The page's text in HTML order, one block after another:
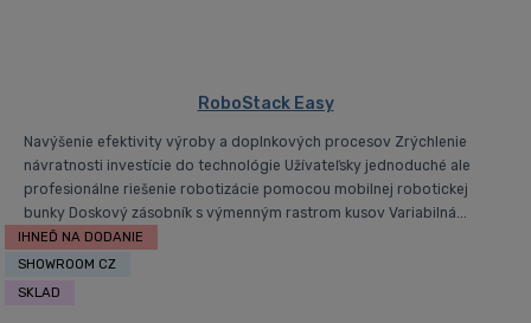
RoboStack Easy
Navýšenie efektivity výroby a doplnkových procesov Zrýchlenie
návratnosti investície do technológie Užívateľsky jednoduché ale
profesionálne riešenie robotizácie pomocou mobilnej robotickej
bunky Doskový zásobník s výmenným rastrom kusov Variabilná...
IHNEĎ NA DODANIE
SHOWROOM CZ
SKLAD